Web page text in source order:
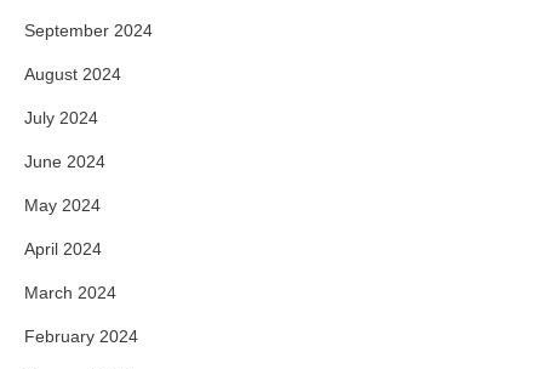
September 2024
August 2024
July 2024
June 2024
May 2024
April 2024
March 2024
February 2024